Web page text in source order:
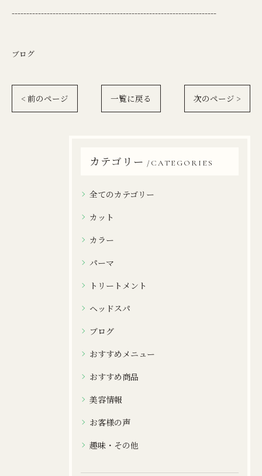
----------------------------------------------------------------------
ブログ
< 前のページ 一覧に戻る 次のページ >
カテゴリー CATEGORIES
全てのカテゴリー
カット
カラー
パーマ
トリートメント
ヘッドスパ
ブログ
おすすめメニュー
おすすめ商品
美容情報
お客様の声
趣味・その他